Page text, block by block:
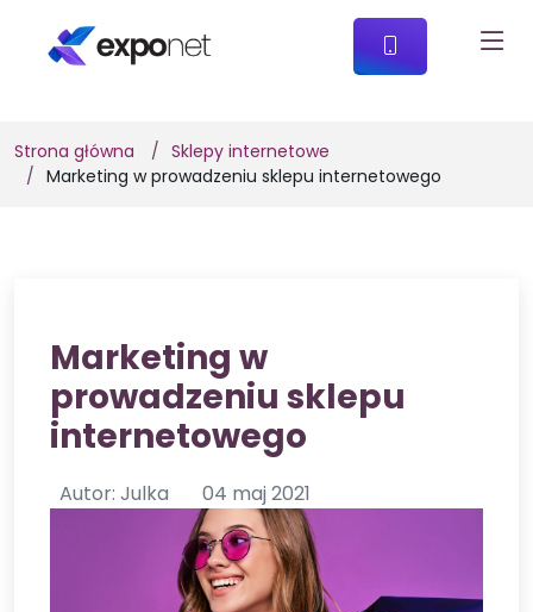
Strona główna
Sklepy internetowe
Marketing w prowadzeniu sklepu internetowego
Marketing w
prowadzeniu sklepu
internetowego
Autor: Julka 04 maj 2021